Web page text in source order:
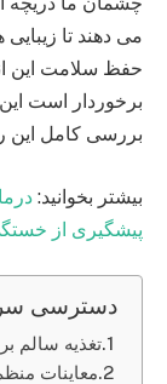
می دهند تا
حفظ سلامت این
برخوردار است
بررسی کامل این
بیشتر بخوانید:
پیشگیری از
دسترسی
تغذیه سالم
معاینات